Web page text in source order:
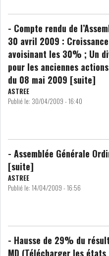
COTATION ET ANALYSES
FICHES SOCIÉTÉS
COURS DU JOUR
ANALYSE QUOTIDIENNE
ZOOM ENTREPRISE
HISTORIQUE DES ZOOMS
HISTORIQUE ANALYSES
- Compte rendu de
30 avril 2009 :
avoisinant les 30% ; Un
pour les anciennes
du 08 mai 2009 [suite]
ASTREE
Publié le: 30/04/2009 - 16:40
- Assemblée Générale
[suite]
ASTREE
Publié le: 14/04/2009 - 16:56
- Hausse de 29% du
MD (Télécharger les